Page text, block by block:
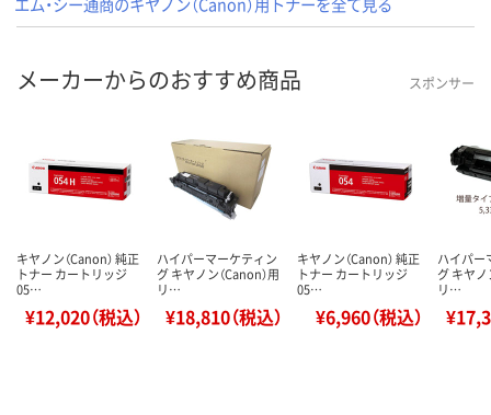
メーカーからのおすすめ商品 スポンサー
キヤノン（Canon） 純正
トナー カートリッジ
05…
¥12,020（税込）
ハイパーマーケティン
グ キヤノン（Canon）用
リ…
¥18,810（税込）
キヤノン（Canon） 純正
トナー カートリッジ
05…
¥6,960（税込）
ハイパー
グ キヤノ
リ…